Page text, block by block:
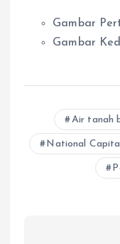
Gambar
Gambar
Air tanah
National